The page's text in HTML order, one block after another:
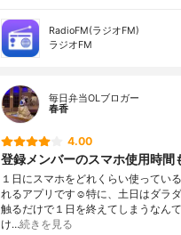
RadioFM(ラジオFM)
ラジオFM
毎日弁当OLブロガー
春香
4.00
登録メンバーのスマホ使用時間
１日にスマホをどれくらい使ってい
れるアプリです☺︎特に、土日はダラ
触るだけで１日を終えてしまうなん
け…続きを見る